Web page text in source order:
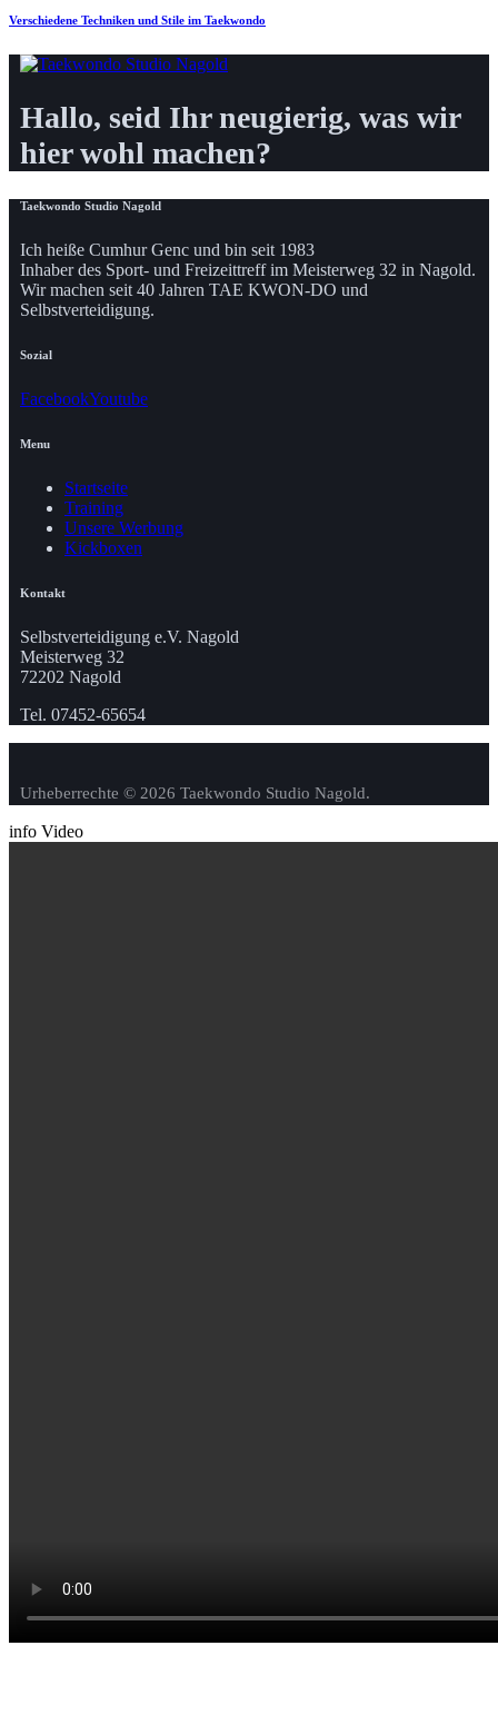
Verschiedene Techniken und Stile im Taekwondo
Hallo, seid Ihr neugierig, was wir
hier wohl machen?
Taekwondo Studio Nagold
Ich heiße Cumhur Genc und bin seit 1983
Inhaber des Sport- und Freizeittreff im Meisterweg 32 in Nagold.
Wir machen seit 40 Jahren TAE KWON-DO und
Selbstverteidigung.
Sozial
FacebookYoutube
Menu
Startseite
Training
Unsere Werbung
Kickboxen
Kontakt
Selbstverteidigung e.V. Nagold
Meisterweg 32
72202 Nagold
Tel. 07452-65654
Urheberrechte © 2026 Taekwondo Studio Nagold.
info Video